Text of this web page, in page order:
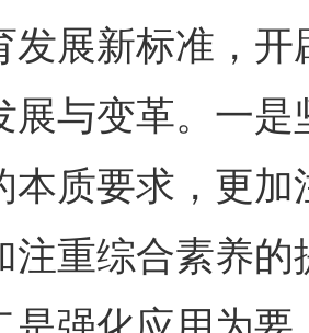
发展新标准，
展与变革。一
本质要求，更
注重综合素养